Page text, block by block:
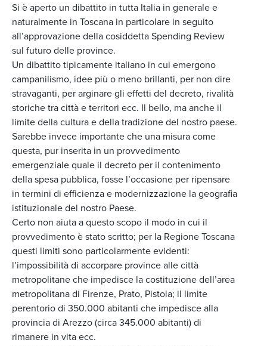
Si è aperto un dibattito in tutta Italia in generale e
naturalmente in Toscana in particolare in seguito
all’approvazione della cosiddetta Spending Review
sul futuro delle province.
Un dibattito tipicamente italiano in cui emergono
campanilismo, idee più o meno brillanti, per non dire
stravaganti, per arginare gli effetti del decreto, rivalità
storiche tra città e territori ecc. Il bello, ma anche il
limite della cultura e della tradizione del nostro paese.
Sarebbe invece importante che una misura come
questa, pur inserita in un provvedimento
emergenziale quale il decreto per il contenimento
della spesa pubblica, fosse l’occasione per ripensare
in termini di efficienza e modernizzazione la geografia
istituzionale del nostro Paese.
Certo non aiuta a questo scopo il modo in cui il
provvedimento è stato scritto; per la Regione Toscana
questi limiti sono particolarmente evidenti:
l’impossibilità di accorpare province alle città
metropolitane che impedisce la costituzione dell’area
metropolitana di Firenze, Prato, Pistoia; il limite
perentorio di 350.000 abitanti che impedisce alla
provincia di Arezzo (circa 345.000 abitanti) di
rimanere in vita ecc.